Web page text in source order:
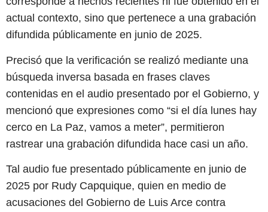
actual contexto, sino que pertenece a una grabación
difundida públicamente en junio de 2025.
Precisó que la verificación se realizó mediante una
búsqueda inversa basada en frases claves
contenidas en el audio presentado por el Gobierno, y
mencionó que expresiones como “si el día lunes hay
cerco en La Paz, vamos a meter”, permitieron
rastrear una grabación difundida hace casi un año.
Tal audio fue presentado públicamente en junio de
2025 por Rudy Capquique, quien en medio de
acusaciones del Gobierno de Luis Arce contra